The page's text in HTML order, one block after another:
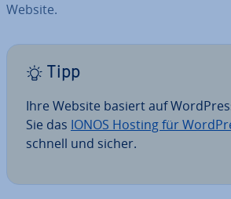
Website.
Tipp
Ihre Website basiert auf
Sie das IONOS Hosting für
schnell und sicher.